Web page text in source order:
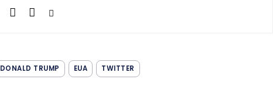
DONALD TRUMP EUA TWITTER